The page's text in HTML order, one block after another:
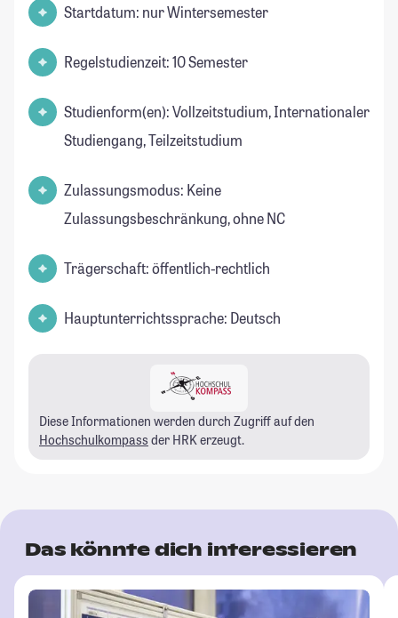
Startdatum: nur Wintersemester
Regelstudienzeit: 10 Semester
Studienform(en): Vollzeitstudium, Internationaler
Studiengang, Teilzeitstudium
Zulassungsmodus: Keine
Zulassungsbeschränkung, ohne NC
Trägerschaft: öffentlich-rechtlich
Hauptunterrichtssprache: Deutsch
Diese Informationen werden durch Zugriff auf den
Hochschulkompass der HRK erzeugt.
Das könnte dich interessieren